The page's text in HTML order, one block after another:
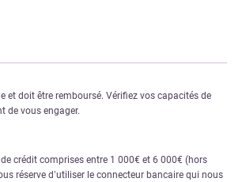
et doit être remboursé. Vérifiez vos capacités de
de vous engager.
crédit comprises entre 1 000€ et 6 000€ (hors
réserve d’utiliser le connecteur bancaire qui nous